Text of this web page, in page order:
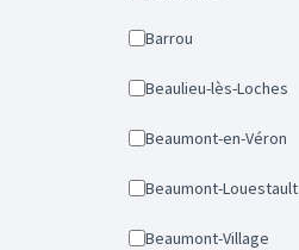
Barrou
Beaulieu-lès-Loches
Beaumont-en-Véron
Beaumont-Louestault
Beaumont-Village